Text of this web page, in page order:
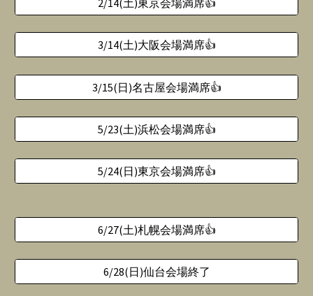
2/14(土)東京会場満席👍
3/14(土)大阪会場満席👍
3/15(日)名古屋会場満席👍
5/23(土)浜松会場満席👍
5/24(日)東京会場満席👍
6/27(土)札幌会場満席👍
6/28(日)仙台会場終了